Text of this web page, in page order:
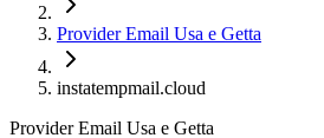
Provider Email Usa e Getta
instatempmail.cloud
Provider Email Usa e Getta